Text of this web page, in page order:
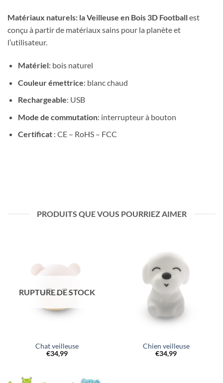
Matériaux naturels: la Veilleuse en Bois 3D Footballest
conçu à partir de matériaux sains pour la planète et
l’utilisateur.
Matériel: bois naturel
Couleur émettrice: blanc chaud
Rechargeable: USB
Mode de commutation: interrupteur à bouton
Certificat: CE – RoHS – FCC
PRODUITS QUE VOUS POURRIEZ AIMER
RUPTURE DE STOCK
Chat veilleuse
€34,99
Chien veilleuse
€34,99